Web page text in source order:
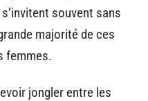
souvent sans
majorité de ces
femmes.
jongler entre les